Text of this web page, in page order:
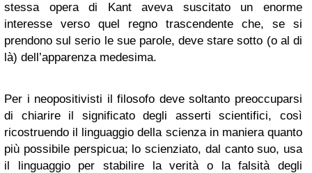
stessa opera di Kant aveva suscitato un enorme
interesse verso quel regno trascendente che, se si
prendono sul serio le sue parole, deve stare sotto (o al di
là) dell’apparenza medesima.
Per i neopositivisti il filosofo deve soltanto preoccuparsi
di chiarire il significato degli asserti scientifici, così
ricostruendo il linguaggio della scienza in maniera quanto
più possibile perspicua; lo scienziato, dal canto suo, usa
il linguaggio per stabilire la verità o la falsità degli